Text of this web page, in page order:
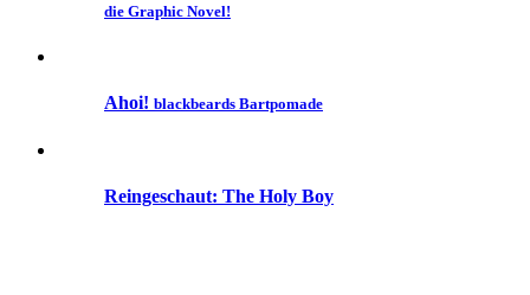
die Graphic Novel!
Ahoi! blackbeards Bartpomade
Reingeschaut: The Holy Boy